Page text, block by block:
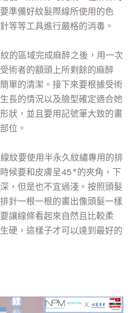
準備好紋髮際線所使用的色
等等工具進行嚴格的消毒。
的區域完成麻醉之後，用一次
術者的額頭上所剩餘的麻醉
單的清潔。接下來要根據受術
長的情況以及臉型確定適合她
狀，並且要用記號筆大致的畫
位。
紋要使用半永久紋繡專用的排
候要和皮膚呈45°的夾角，下
，但是也不宜過淺。按照頭髮
針一根一根的畫出像頭髮一樣
讓線條看起來自然且比較柔
硬，這樣子才可以達到最好的